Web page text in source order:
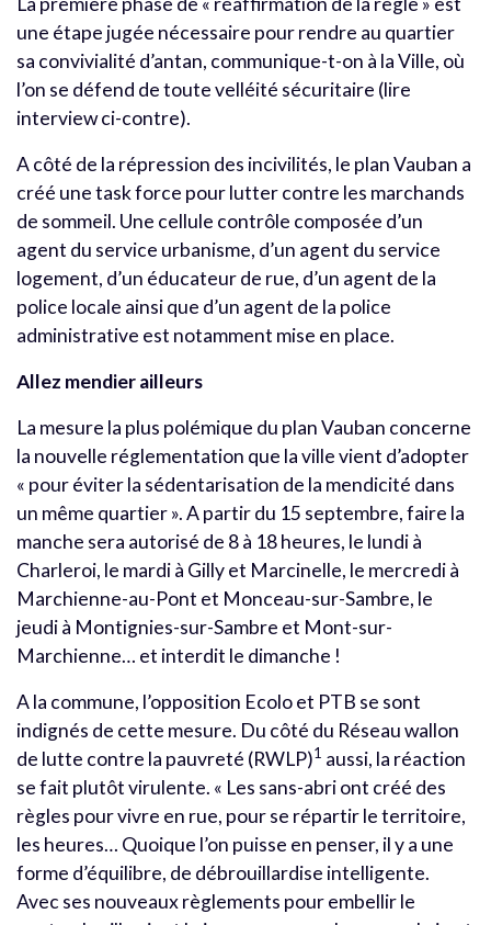
une étape jugée nécessaire pour rendre au quartier
sa convivialité d’antan, communique-t-on à la Ville, où
l’on se défend de toute velléité sécuritaire (lire
interview ci-contre).
A côté de la répression des incivilités, le plan Vauban a
créé une task force pour lutter contre les marchands
de sommeil. Une cellule contrôle composée d’un
agent du service urbanisme, d’un agent du service
logement, d’un éducateur de rue, d’un agent de la
police locale ainsi que d’un agent de la police
administrative est notamment mise en place.
Allez mendier ailleurs
La mesure la plus polémique du plan Vauban concerne
la nouvelle réglementation que la ville vient d’adopter
« pour éviter la sédentarisation de la mendicité dans
un même quartier ». A partir du 15 septembre, faire la
manche sera autorisé de 8 à 18 heures, le lundi à
Charleroi, le mardi à Gilly et Marcinelle, le mercredi à
Marchienne-au-Pont et Monceau-sur-Sambre, le
jeudi à Montignies-sur-Sambre et Mont-sur-
Marchienne… et interdit le dimanche !
A la commune, l’opposition Ecolo et PTB se sont
indignés de cette mesure. Du côté du Réseau wallon
de lutte contre la pauvreté (RWLP)1 aussi, la réaction
se fait plutôt virulente. « Les sans-abri ont créé des
règles pour vivre en rue, pour se répartir le territoire,
les heures… Quoique l’on puisse en penser, il y a une
forme d’équilibre, de débrouillardise intelligente.
Avec ses nouveaux règlements pour embellir le